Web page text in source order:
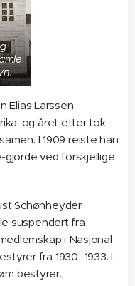
Elias Larssen
og året etter tok
I 1909 reiste han
ved forskjellige
Schønheyder
suspendert fra
i Nasjonal
fra 1930–1933. I
bestyrer.